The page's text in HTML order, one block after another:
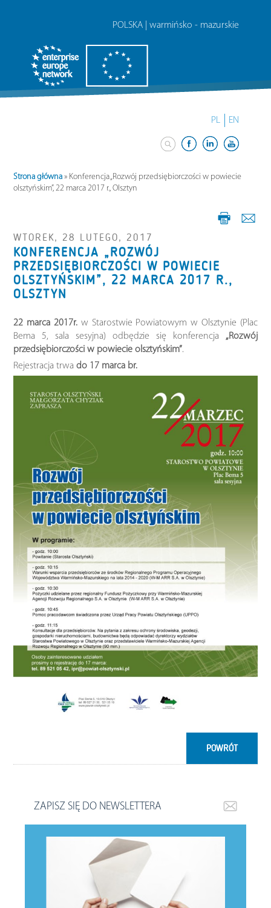
POLSKA | warmińsko - mazurskie
PL EN
Strona główna » Konferencja „Rozwój przedsiębiorczości w powiecie
olsztyńskim”, 22 marca 2017 r., Olsztyn
WTOREK, 28 LUTEGO, 2017
KONFERENCJA „ROZWÓJ
PRZEDSIĘBIORCZOŚCI W POWIECIE
OLSZTYŃSKIM”, 22 MARCA 2017 R.,
OLSZTYN
22 marca 2017r.w Starostwie Powiatowym w Olsztynie (Plac
Bema 5, sala sesyjna) odbędzie się konferencja „Rozwój
przedsiębiorczości w powiecie olsztyńskim”.
Rejestracja trwado 17 marca br.
POWRÓT
ZAPISZ SIĘ DO NEWSLETTERA